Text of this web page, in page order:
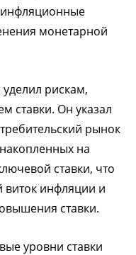
монетарной
рискам,
ставки. Он указал
рынок
на
ставки, что
инфляции и
ставки.
уровни ставки